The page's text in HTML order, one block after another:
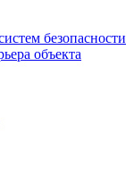
безопасности
объекта